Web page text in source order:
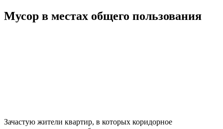
Мусор в местах общего пользования
Зачастую жители квартир, в которых коридорное